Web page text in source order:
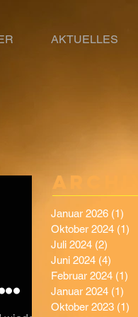
AKTUELLES
Archiv
Januar 2026 (1)
Oktober 2024 (1)
Juli 2024 (2)
Juni 2024 (4)
Februar 2024 (1)
Januar 2024 (1)
Oktober 2023 (1)